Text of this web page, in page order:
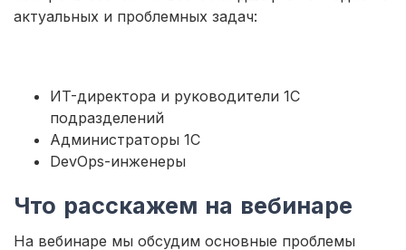
актуальных и проблемных задач:
ИT-директора и руководители 1C
подразделений
Администраторы 1С
DevOps-инженеры
Что расскажем на вебинаре
На вебинаре мы обсудим основные проблемы